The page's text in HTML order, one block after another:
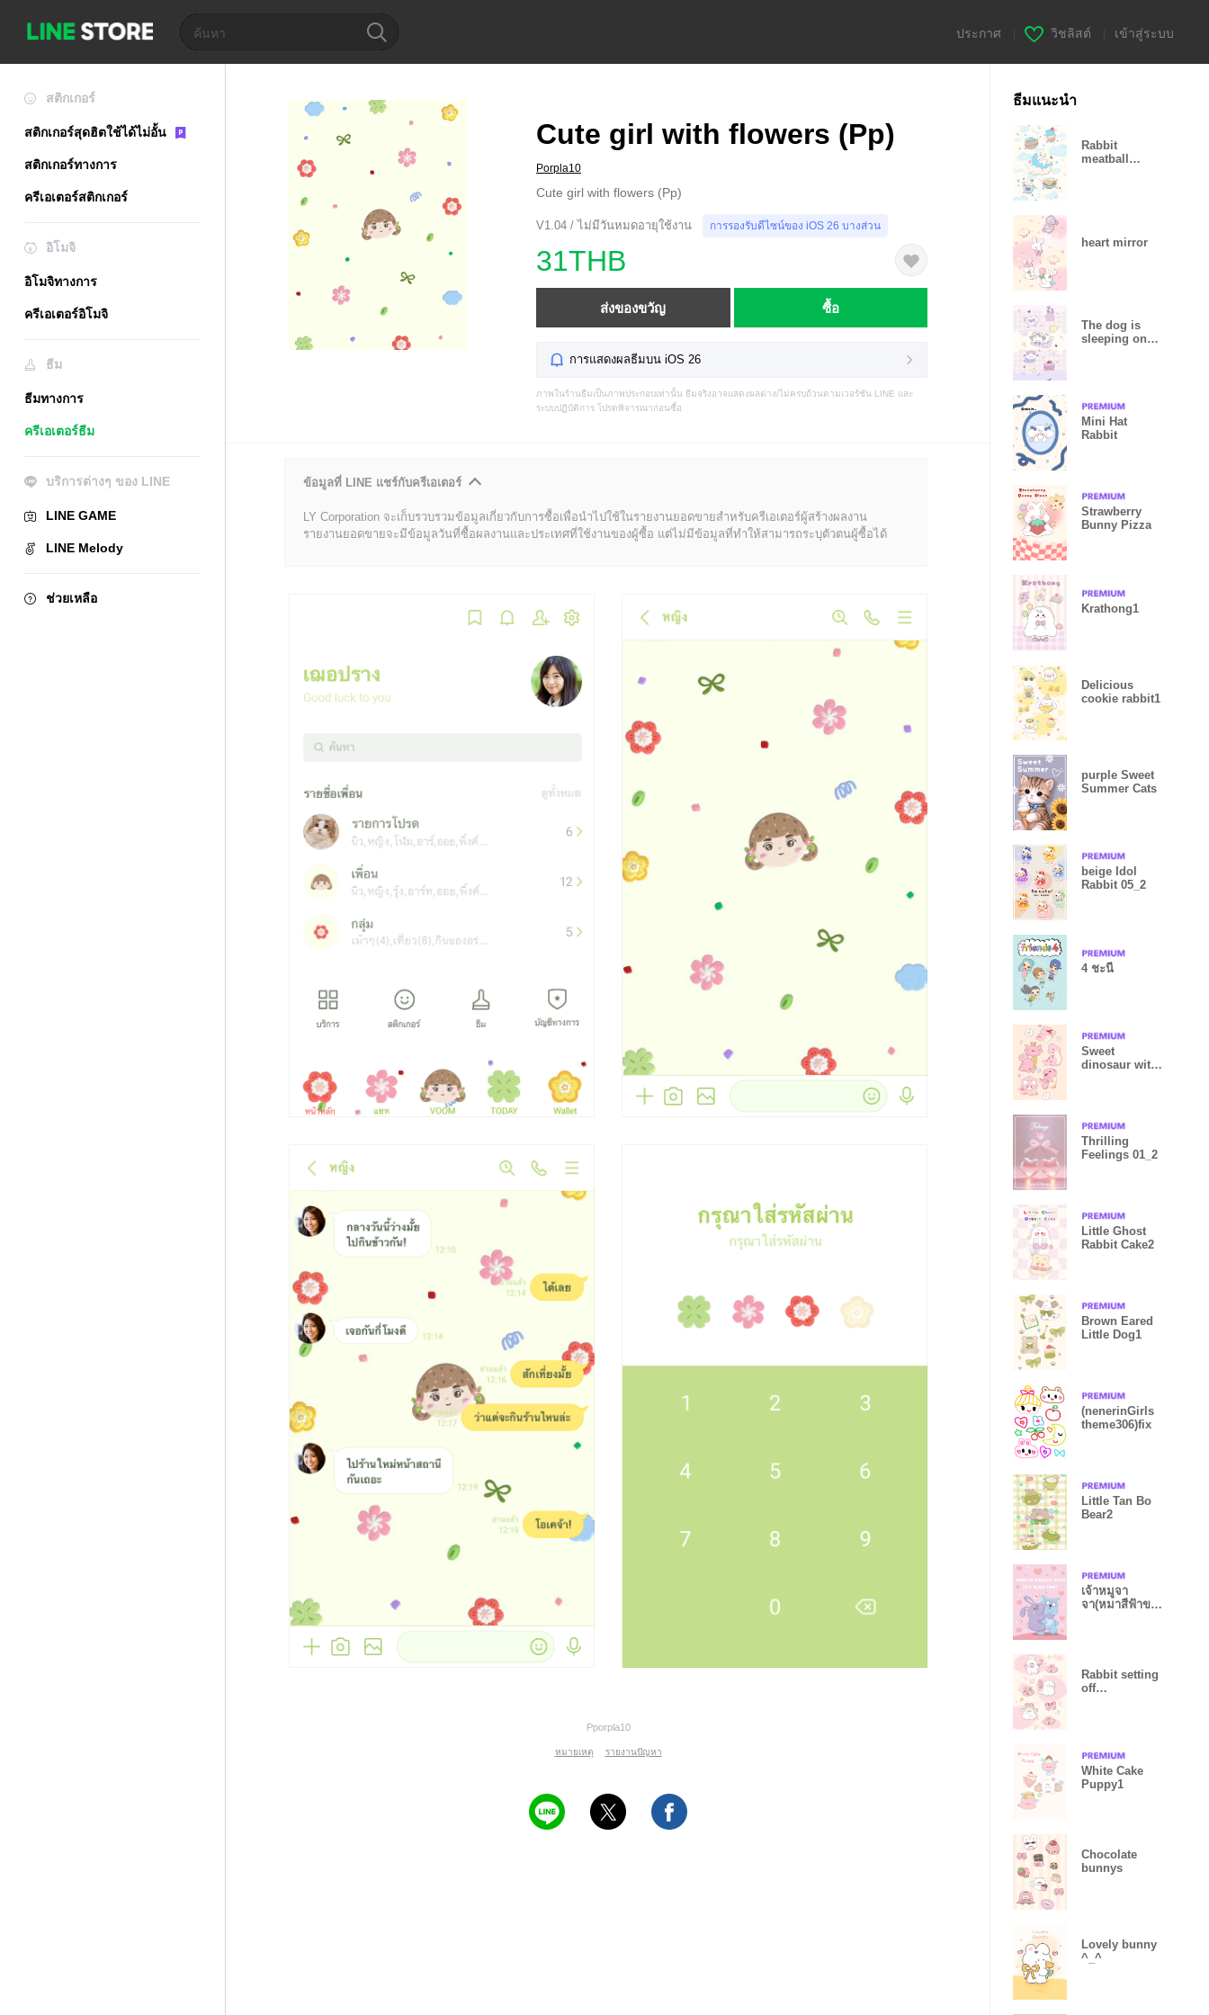
ประกาศ วิชลิสต์ เข้าสู่ระบบ
สติกเกอร์
สติกเกอร์สุดฮิตใช้ได้ไม่อั้น
สติกเกอร์ทางการ
ครีเอเตอร์สติกเกอร์
อิโมจิ
อิโมจิทางการ
ครีเอเตอร์อิโมจิ
ธีม
ธีมทางการ
ครีเอเตอร์ธีม
บริการต่างๆ ของ LINE
LINE GAME
LINE Melody
ช่วยเหลือ
Cute girl with flowers (Pp)
Porpla10
Cute girl with flowers (Pp)
V1.04 / ไม่มีวันหมดอายุใช้งาน การรองรับดีไซน์ของ iOS 26 บางส่วน
31THB
ส่งของขวัญ ซื้อ
การแสดงผลธีมบน iOS 26
ภาพในร้านธีมเป็นภาพประกอบเท่านั้น ธีมจริงอาจแสดงผลต่าง/ไม่ครบถ้วนตามเวอร์ชัน LINE และ
ระบบปฏิบัติการ โปรดพิจารณาก่อนซื้อ
ข้อมูลที่ LINE แชร์กับครีเอเตอร์
LY Corporation จะเก็บรวบรวมข้อมูลเกี่ยวกับการซื้อเพื่อนำไปใช้ในรายงานยอดขายสำหรับครีเอเตอร์ผู้สร้างผลงาน
รายงานยอดขายจะมีข้อมูลวันที่ซื้อผลงานและประเทศที่ใช้งานของผู้ซื้อ แต่ไม่มีข้อมูลที่ทำให้สามารถระบุตัวตนผู้ซื้อได้
Pporpla10
หมายเหตุ รายงานปัญหา
ธีมแนะนำ
Rabbit
meatball
heart mirror
The dog is
sleeping on
Mini Hat
Rabbit
Strawberry
Bunny Pizza
Krathong1
Delicious
cookie rabbit1
purple Sweet
Summer Cats
beige Idol
Rabbit 05_2
4 ชะนี
Sweet
dinosaur with
Thrilling
Feelings 01_2
Little Ghost
Rabbit Cake2
Brown Eared
Little Dog1
(nenerinGirls
theme306)fix
Little Tan Bo
Bear2
เจ้าหมูจา
จา(หมาสีฟ้าของ
Rabbit setting
off
White Cake
Puppy1
Chocolate
bunnys
Lovely bunny
^_^